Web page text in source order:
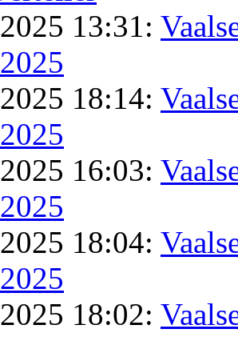
13:31:
18:14:
16:03:
18:04:
18:02: